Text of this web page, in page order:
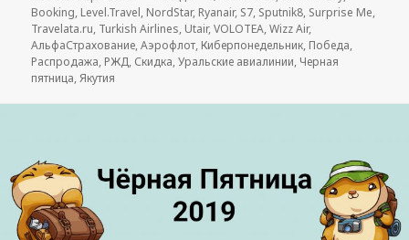
Booking, Level.Travel, NordStar, Ryanair, S7, Sputnik8, Surprise Me,
Travelata.ru, Turkish Airlines, Utair,VOLOTEA,Wizz Air,
АльфаСтрахование,Аэрофлот, Киберпонедельник, Победа,
Распродажа, РЖД, Скидка,Уральские авиалинии, Черная
пятница,Якутия